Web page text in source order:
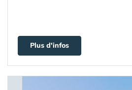
Plus d'infos